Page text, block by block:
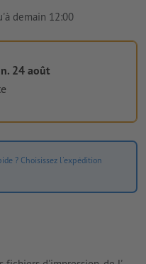
demain 12:00
24 août
? Choisissez l'expédition